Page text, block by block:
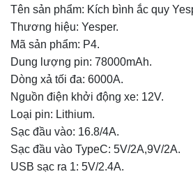
Tên sản phẩm: Kích bình ắc quy
Thương hiệu: Yesper.
Mã sản phẩm: P4.
Dung lượng pin: 78000mAh.
Dòng xả tối đa: 6000A.
Nguồn điện khởi động xe: 12V.
Loại pin: Lithium.
Sạc đầu vào: 16.8/4A.
Sạc đầu vào TypeC: 5V/2A,9V/2A.
USB sạc ra 1: 5V/2.4A.